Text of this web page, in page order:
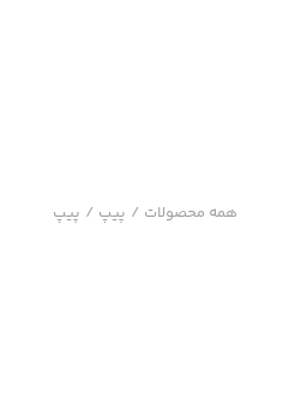
همه محصولات / پیپ / پیپ